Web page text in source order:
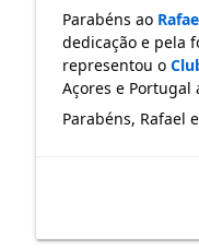
Parabéns ao
dedicação e pela
representou o
Açores e
Parabéns, Rafael